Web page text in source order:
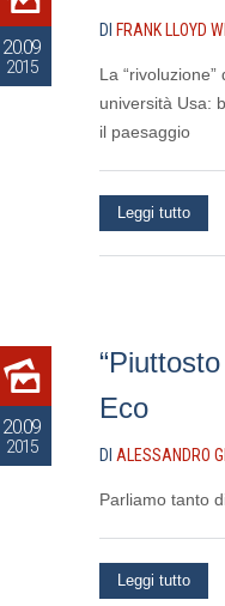
20.09
2015
DI FRANK LLOYD
La
università Usa:
il paesaggio
Leggi tutto
20.09
2015
Eco
DI ALESSANDRO
Parliamo tanto
Leggi tutto